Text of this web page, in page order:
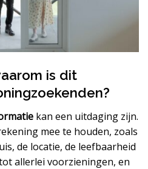
is dit
kan een uitdaging zijn.
mee te houden, zoals
de locatie, de leefbaarheid
allerlei voorzieningen, en